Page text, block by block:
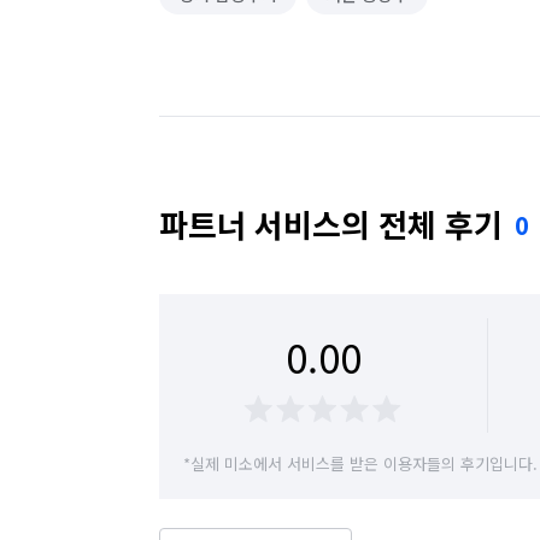
파트너 서비스의 전체 후기 0
0.00
*실제 미소에서 서비스를 받은 이용자들의 후기입니다.